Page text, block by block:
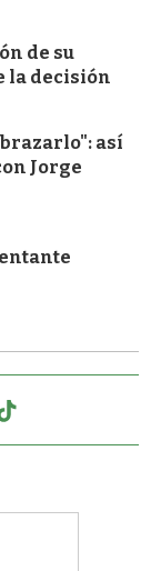
de su
la decisión
así
Jorge